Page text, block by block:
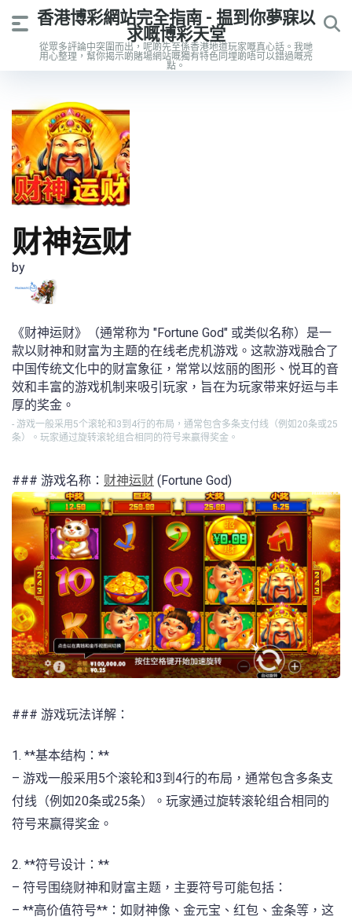
香港博彩網站完全指南 - 揾到你夢寐以
求嘅博彩天堂
從眾多評論中突圍而出，呢啲先至係香港地道玩家嘅真心話。我哋
用心整理，幫你揭示啲賭場網站嘅獨有特色同埋啲唔可以錯過嘅亮
點。
财神运财
by
《财神运财》（通常称为 "Fortune God" 或类似名称）是一
款以财神和财富为主题的在线老虎机游戏。这款游戏融合了
中国传统文化中的财富象征，常常以炫丽的图形、悦耳的音
效和丰富的游戏机制来吸引玩家，旨在为玩家带来好运与丰
厚的奖金。
- 游戏一般采用5个滚轮和3到4行的布局，通常包含多条支付线（例如20条或25
条）。玩家通过旋转滚轮组合相同的符号来赢得奖金。
### 游戏名称： 财神运财 (Fortune God)
### 游戏玩法详解：
1. **基本结构：**
– 游戏一般采用5个滚轮和3到4行的布局，通常包含多条支
付线（例如20条或25条）。玩家通过旋转滚轮组合相同的
符号来赢得奖金。
2. **符号设计：**
– 符号围绕财神和财富主题，主要符号可能包括：
– **高价值符号**：如财神像、金元宝、红包、金条等，这